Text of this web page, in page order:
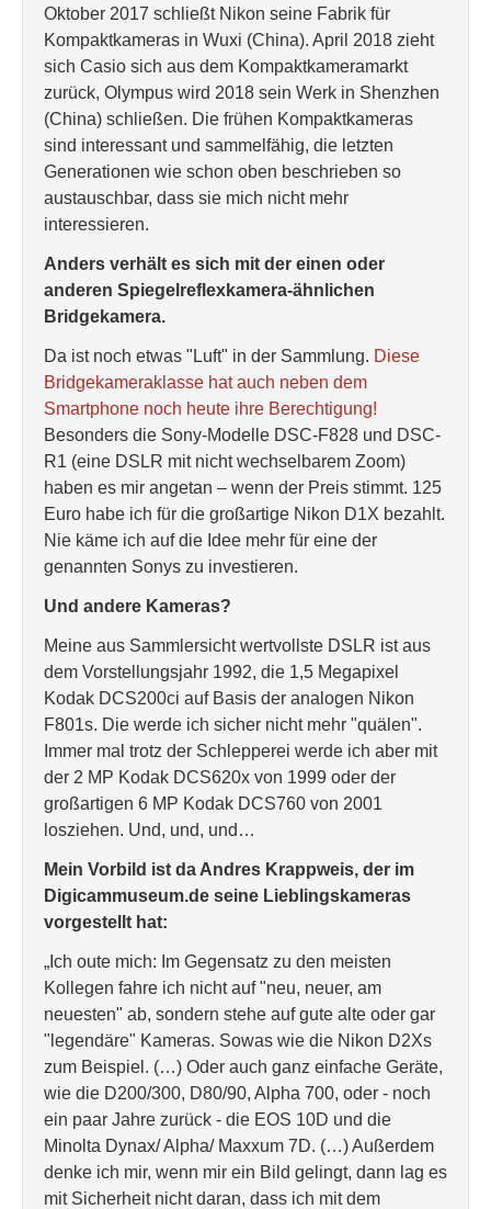
Oktober 2017 schließt Nikon seine Fabrik für
Kompaktkameras in Wuxi (China). April 2018 zieht
sich Casio sich aus dem Kompaktkameramarkt
zurück, Olympus wird 2018 sein Werk in Shenzhen
(China) schließen. Die frühen Kompaktkameras
sind interessant und sammelfähig, die letzten
Generationen wie schon oben beschrieben so
austauschbar, dass sie mich nicht mehr
interessieren.
Anders verhält es sich mit der einen oder
anderen Spiegelreflexkamera-ähnlichen
Bridgekamera.
Da ist noch etwas "Luft" in der Sammlung. Diese
Bridgekameraklasse hat auch neben dem
Smartphone noch heute ihre Berechtigung!
Besonders die Sony-Modelle DSC-F828 und DSC-
R1 (eine DSLR mit nicht wechselbarem Zoom)
haben es mir angetan – wenn der Preis stimmt. 125
Euro habe ich für die großartige Nikon D1X bezahlt.
Nie käme ich auf die Idee mehr für eine der
genannten Sonys zu investieren.
Und andere Kameras?
Meine aus Sammlersicht wertvollste DSLR ist aus
dem Vorstellungsjahr 1992, die 1,5 Megapixel
Kodak DCS200ci auf Basis der analogen Nikon
F801s. Die werde ich sicher nicht mehr "quälen".
Immer mal trotz der Schlepperei werde ich aber mit
der 2 MP Kodak DCS620x von 1999 oder der
großartigen 6 MP Kodak DCS760 von 2001
losziehen. Und, und, und…
Mein Vorbild ist da Andres Krappweis, der im
Digicammuseum.de seine Lieblingskameras
vorgestellt hat:
„Ich oute mich: Im Gegensatz zu den meisten
Kollegen fahre ich nicht auf "neu, neuer, am
neuesten" ab, sondern stehe auf gute alte oder gar
"legendäre" Kameras. Sowas wie die Nikon D2Xs
zum Beispiel. (…) Oder auch ganz einfache Geräte,
wie die D200/300, D80/90, Alpha 700, oder - noch
ein paar Jahre zurück - die EOS 10D und die
Minolta Dynax/ Alpha/ Maxxum 7D. (…) Außerdem
denke ich mir, wenn mir ein Bild gelingt, dann lag es
mit Sicherheit nicht daran, dass ich mit dem